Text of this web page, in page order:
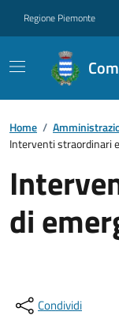
Regione Piemonte
Home /
Interventi straordinari
di
Condividi